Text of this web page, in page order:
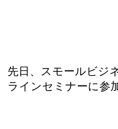
先日、スモールビジ
ラインセミナーに参